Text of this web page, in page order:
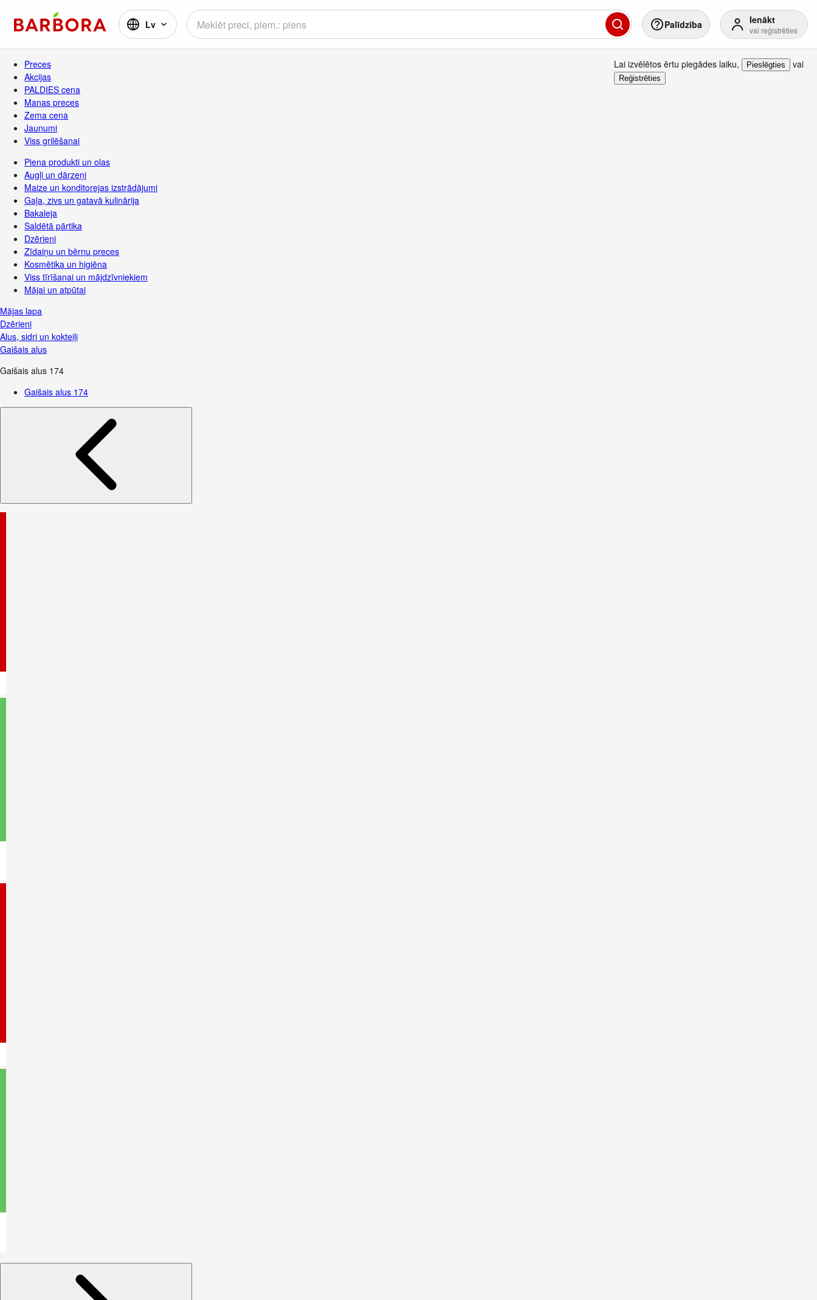
Lv Palīdzība Ienākt
vai reģistrēties
Preces
Akcijas
PALDIES cena
Manas preces
Zema cena
Jaunumi
Viss grilēšanai
Piena produkti un olas
Augļi un dārzeņi
Maize un konditorejas izstrādājumi
Gaļa, zivs un gatavā kulinārija
Bakaleja
Saldētā pārtika
Dzērieni
Zīdaiņu un bērnu preces
Kosmētika un higiēna
Viss tīrīšanai un mājdzīvniekiem
Mājai un atpūtai
Mājas lapa
Dzērieni
Alus, sidri un kokteiļi
Gaišais alus
Lai izvēlētos ērtu piegādes laiku, Pieslēgties vai
Reģistrēties
Gaišais alus 174
Gaišais alus 174